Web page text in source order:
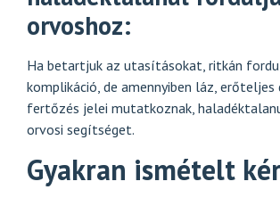
orvoshoz:
Ha betartjuk az utasításokat, ritkán
komplikáció, de amennyiben láz, erőteljes
fertőzés jelei mutatkoznak,
orvosi segítséget.
Gyakran ismételt